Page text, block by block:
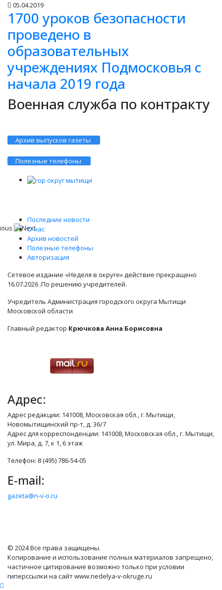
05.04.2019
1700 уроков безопасности
проведено в
образовательных
учреждениях Подмосковья с
начала 2019 года
Военная служба по контракту
Архив выпусков газеты
Полезные телефоны
Последние новости
О нас
Архив новостей
Полезные телефоны
Авторизация
Сетевое издание «Неделя в округе» действие прекращено
16.07.2026 .По решению учредителей.
Учредитель Администрация городского округа Мытищи
Московской области
Главный редактор Крючкова Анна Борисовна
Адрес:
Адрес редакции: 141008, Московская обл., г. Мытищи,
Новомытищинский пр-т, д. 36/7
Адрес для корреспонденции: 141008, Московская обл., г. Мытищи,
ул. Мира, д. 7, к 1, 6 этаж
Телефон: 8 (495) 786-54-05
E-mail:
gazeta@n-v-o.ru
© 2024 Все права защищены.
Копирование и использование полных материалов запрещено,
частичное цитирование возможно только при условии
гиперссылки на сайт www.nedelya-v-okruge.ru